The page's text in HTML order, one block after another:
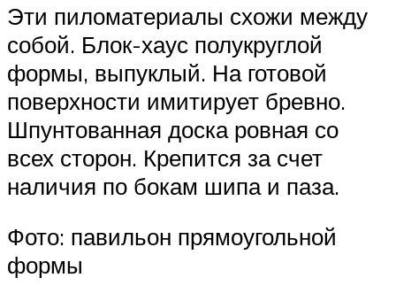
Эти пиломатериалы схожи между
собой. Блок-хаус полукруглой
формы, выпуклый. На готовой
поверхности имитирует бревно.
Шпунтованная доска ровная со
всех сторон. Крепится за счет
наличия по бокам шипа и паза.
Фото: павильон прямоугольной
формы